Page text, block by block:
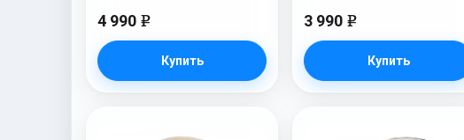
4 990 e
Купить
3 990 e
Купить